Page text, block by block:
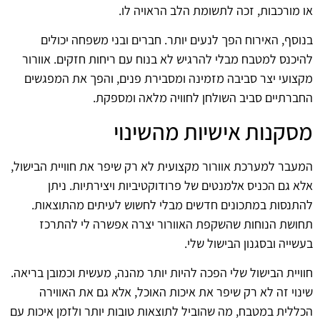
או מורכבות, זכה לתשומת הלב הראויה לו.
בנוסף, האירוח הפך לנעים יותר. חברים ובני משפחה יכולים
להיכנס למטבח מבלי להרגיש לא בנוח עם ריחות חזקים. אוורור
מקצועי יצר סביבה מזמינה ומסבירת פנים, והפך את המפגשים
החברתיים סביב השולחן לחוויה מלאה ומספקת.
מסקנות אישיות מהשינוי
המעבר למערכת אוורור מקצועית לא רק שיפר את חוויית הבישול,
אלא גם הכניס אלמנטים של פרודוקטיביות ויצירתיות. ניתן
להתנסות במתכונים חדשים מבלי לחשוש לעיתים מהתוצאות.
תחושת הנוחות שהשקפת האוורור יצרה אפשרה לי להתרכז
בעשייה ובסגנון הבישול שלי.
חוויית הבישול שלי הפכה להיות יותר מהנה, מעשית וכמובן בריאה.
שינוי זה לא רק שיפר את איכות האוכל, אלא גם את האווירה
הכללית במטבח, מה שהוביל לתוצאות טובות יותר ולזמן איכות עם